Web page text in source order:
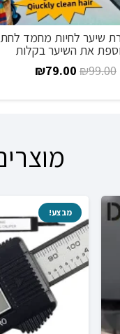
שיער לחיות מחמד
את השיער בקלות
₪99.00
המחיר₪79.00
מבצע!